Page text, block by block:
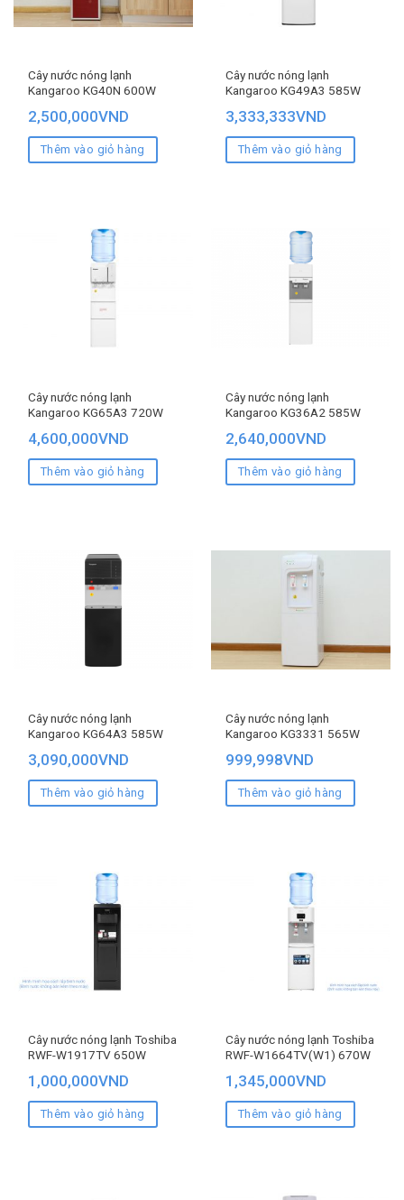
Cây nước nóng lạnh
Kangaroo KG40N 600W
2,500,000VND
Thêm vào giỏ hàng
Cây nước nóng lạnh
Kangaroo KG49A3 585W
3,333,333VND
Thêm vào giỏ hàng
Cây nước nóng lạnh
Kangaroo KG65A3 720W
4,600,000VND
Thêm vào giỏ hàng
Cây nước nóng lạnh
Kangaroo KG36A2 585W
2,640,000VND
Thêm vào giỏ hàng
Cây nước nóng lạnh
Kangaroo KG64A3 585W
3,090,000VND
Thêm vào giỏ hàng
Cây nước nóng lạnh
Kangaroo KG3331 565W
999,998VND
Thêm vào giỏ hàng
Cây nước nóng lạnh Toshiba
RWF-W1917TV 650W
1,000,000VND
Thêm vào giỏ hàng
Cây nước nóng lạnh Toshiba
RWF-W1664TV(W1) 670W
1,345,000VND
Thêm vào giỏ hàng